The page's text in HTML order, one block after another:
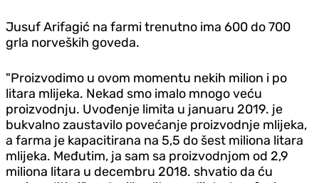
Jusuf Arifagić na farmi trenutno ima 600 do 700
grla norveških goveda.
"Proizvodimo u ovom momentu nekih milion i po
litara mlijeka. Nekad smo imalo mnogo veću
proizvodnju. Uvođenje limita u januaru 2019. je
bukvalno zaustavilo povećanje proizvodnje mlijeka,
a farma je kapacitirana na 5,5 do šest miliona litara
mlijeka. Međutim, ja sam sa proizvodnjom od 2,9
miliona litara u decembru 2018. shvatio da ću